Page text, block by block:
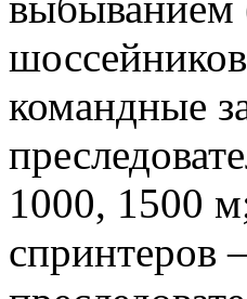
командные
1000, 1500
спринтеров